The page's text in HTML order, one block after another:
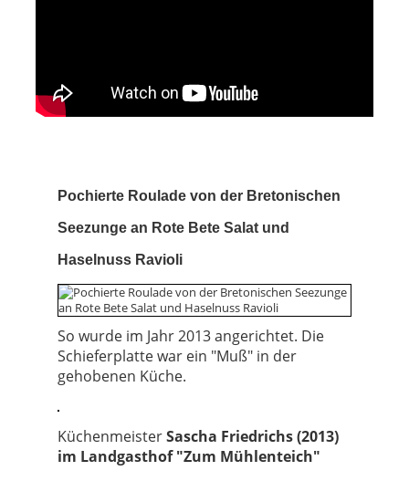
Pochierte Roulade von der Bretonischen
Seezunge an Rote Bete Salat und
Haselnuss Ravioli
So wurde im Jahr 2013 angerichtet. Die
Schieferplatte war ein "Muß" in der
gehobenen Küche.
KüchenmeisterSascha Friedrichs (2013)
im Landgasthof "Zum Mühlenteich"